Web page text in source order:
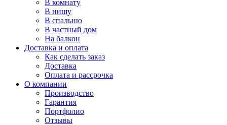
В комнату
В нишу
В спальню
В частный дом
На балкон
Доставка и оплата
Как сделать заказ
Доставка
Оплата и рассрочка
О компании
Производство
Гарантия
Портфолио
Отзывы